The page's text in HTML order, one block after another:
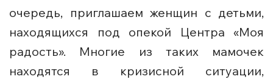
очередь, приглашаем женщин с детьми,
находящихся под опекой Центра «Моя
радость». Многие из таких мамочек
находятся в кризисной ситуации,